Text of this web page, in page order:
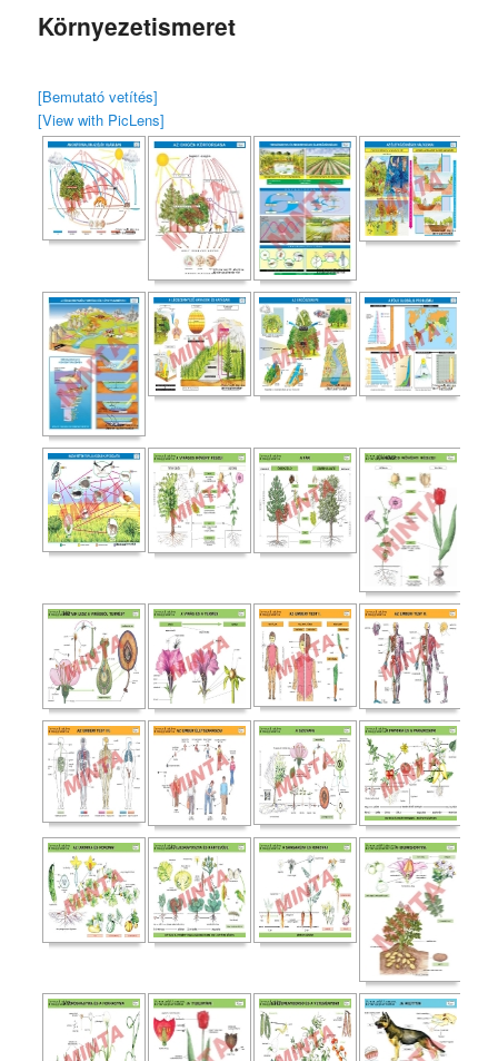
Környezetismeret
[Bemutató vetítés]
[View with PicLens]